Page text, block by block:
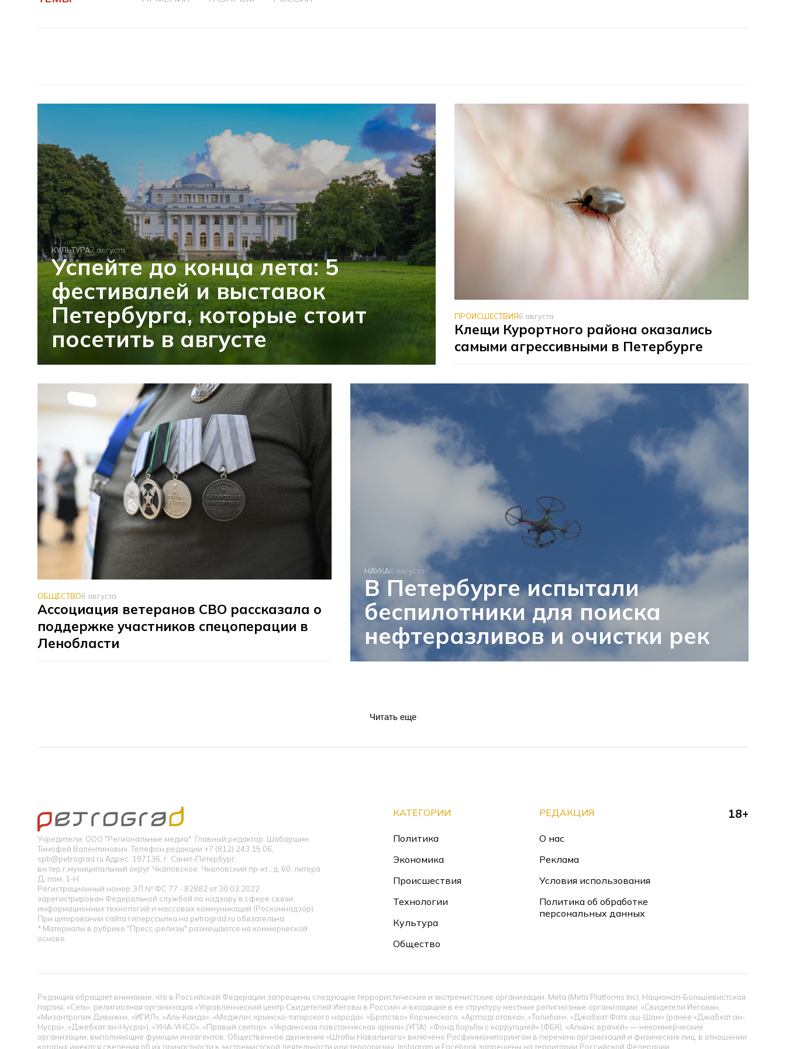
КУЛЬТУРА7 августа
Успейте до конца лета: 5
фестивалей и выставок
Петербурга, которые стоит
посетить в августе
ПРОИСШЕСТВИЯ6 августа
Клещи Курортного района оказались
самыми агрессивными в Петербурге
ОБЩЕСТВО6 августа
Ассоциация ветеранов СВО рассказала о
поддержке участников спецоперации в
Ленобласти
НАУКА6 августа
В Петербурге испытали
беспилотники для поиска
нефтеразливов и очистки рек
Читать еще
Учредители: ООО "Региональные медиа". Главный редактор: Шабаршин
Тимофей Валентинович. Телефон редакции +7 (812) 243 15 06,
spb@petrograd.ru Адрес: 197136, г. Санкт-Петербург,
вн.тер.г.муниципальный округ Чкаловское, Чкаловский пр-кт., д. 60, литера
Д, пом. 1-Н
Регистрационный номер ЭЛ № ФС 77 - 82882 от 30.03.2022
зарегистрирован Федеральной службой по надзору в сфере связи,
информационных технологий и массовых коммуникаций (Роскомнадзор).
При цитировании сайта гиперссылка на petrograd.ru обязательна.
* Материалы в рубрике "Пресс-релизы" размещаются на коммерческой
основе.
КАТЕГОРИИ
Политика
Экономика
Происшествия
Технологии
Культура
Общество
РЕДАКЦИЯ
О нас
Реклама
Условия использования
Политика об обработке
персональных данных
18+
Редакция обращает внимание, что в Российской Федерации запрещены следующие террористические и экстремистские организации: Meta (Meta Platforms Inc), Национал-Большевистская
партия, «Сеть», религиозная организация «Управленческий центр Свидетелей Иеговы в России» и входящие в ее структуру местные религиозные организации, «Свидетели Иеговы»,
«Мизантропик Дивижн», «ИГИЛ», «Аль-Каида», «Меджлис крымско-татарского народа», «Братство» Корчинского, «Артподготовка», «Талибан», «Джабхат Фатх аш-Шам» (ранее «Джабхат ан-
Нусра», «Джебхат ан-Нусра»), «УНА-УНСО», «Правый сектор», «Украинская повстанческая армия» (УПА). «Фонд борьбы с коррупцией» (ФБК), «Альянс врачей» — некоммерческие
организации, выполняющие функции иноагентов. Общественное движение «Штабы Навального» включено Росфинмониторингом в перечень организаций и физических лиц, в отношении
которых имеются сведения об их причастности к экстремистской деятельности или терроризму. Instagram и Facebook запрещены на территории Российской Федерации.